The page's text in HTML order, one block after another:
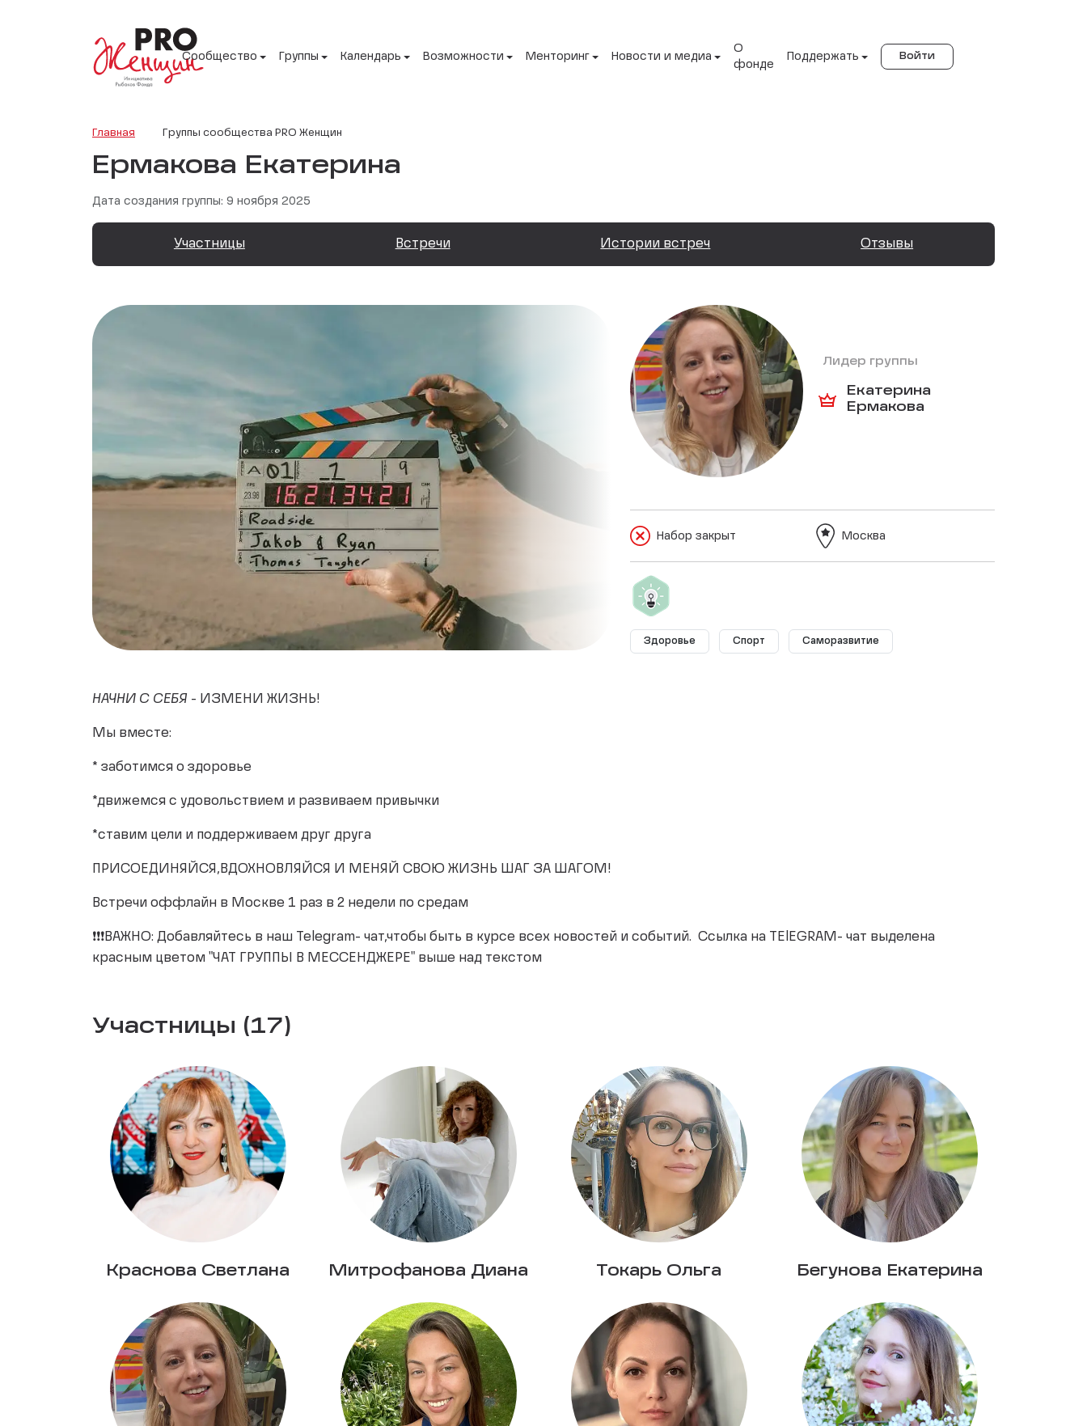
Сообщество Группы Календарь Возможности Менторинг Новости и медиа
О
фонде
Поддержать Войти
Главная Группы сообщества PRO Женщин
Ермакова Екатерина
Дата создания группы: 9 ноября 2025
Участницы Встречи Истории встреч Отзывы
Лидер группы
Екатерина
Ермакова
Набор закрыт Москва
Здоровье Спорт Саморазвитие
НАЧНИ С СЕБЯ - ИЗМЕНИ ЖИЗНЬ!
Мы вместе:
* заботимся о здоровье
*движемся с удовольствием и развиваем привычки
*ставим цели и поддерживаем друг друга
ПРИСОЕДИНЯЙСЯ,ВДОХНОВЛЯЙСЯ И МЕНЯЙ СВОЮ ЖИЗНЬ ШАГ ЗА ШАГОМ!
Встречи оффлайн в Москве 1 раз в 2 недели по средам
❗️❗️❗️ВАЖНО: Добавляйтесь в наш Telegram- чат,чтобы быть в курсе всех новостей и событий. Ссылка на TElEGRAM- чат выделена
красным цветом "ЧАТ ГРУППЫ В МЕССЕНДЖЕРЕ" выше над текстом
Участницы (17)
Краснова Светлана Митрофанова Диана Токарь Ольга Бегунова Екатерина